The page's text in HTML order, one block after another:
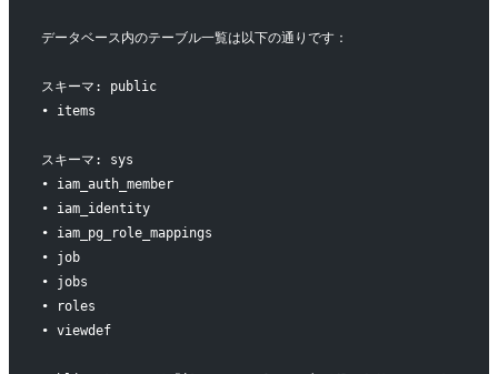
データベース内のテーブル一覧は以下の通りです：
スキーマ: public
• items
スキーマ: sys
• iam_auth_member
• iam_identity
• iam_pg_role_mappings
• job
• jobs
• roles
• viewdef